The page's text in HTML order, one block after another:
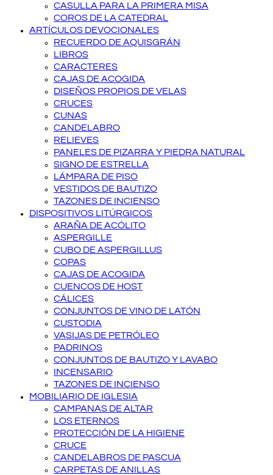
CASULLA PARA LA PRIMERA MISA
COROS DE LA CATEDRAL
ARTÍCULOS DEVOCIONALES
RECUERDO DE AQUISGRÁN
LIBROS
CARACTERES
CAJAS DE ACOGIDA
DISEÑOS PROPIOS DE VELAS
CRUCES
CUNAS
CANDELABRO
RELIEVES
PANELES DE PIZARRA Y PIEDRA NATURAL
SIGNO DE ESTRELLA
LÁMPARA DE PISO
VESTIDOS DE BAUTIZO
TAZONES DE INCIENSO
DISPOSITIVOS LITÚRGICOS
ARAÑA DE ACÓLITO
ASPERGILLE
CUBO DE ASPERGILLUS
COPAS
CAJAS DE ACOGIDA
CUENCOS DE HOST
CÁLICES
CONJUNTOS DE VINO DE LATÓN
CUSTODIA
VASIJAS DE PETRÓLEO
PADRINOS
CONJUNTOS DE BAUTIZO Y LAVABO
INCENSARIO
TAZONES DE INCIENSO
MOBILIARIO DE IGLESIA
CAMPANAS DE ALTAR
LOS ETERNOS
PROTECCIÓN DE LA HIGIENE
CRUCE
CANDELABROS DE PASCUA
CARPETAS DE ANILLAS